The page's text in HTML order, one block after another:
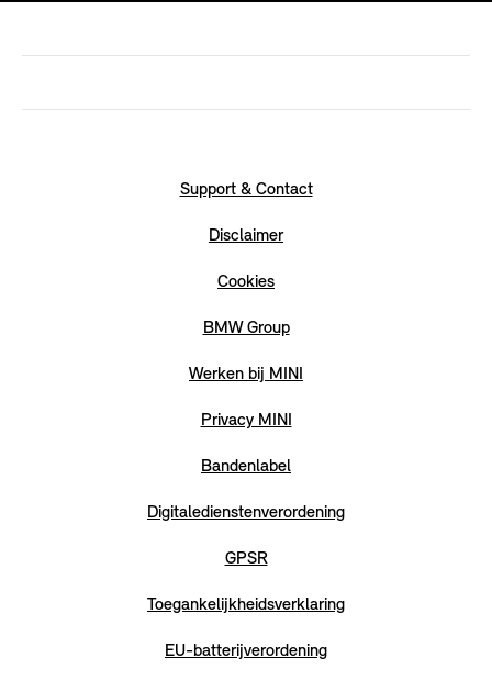
Support & Contact
Disclaimer
Cookies
BMW Group
Werken bij MINI
Privacy MINI
Bandenlabel
Digitaledienstenverordening
GPSR
Toegankelijkheidsverklaring
EU-batterijverordening